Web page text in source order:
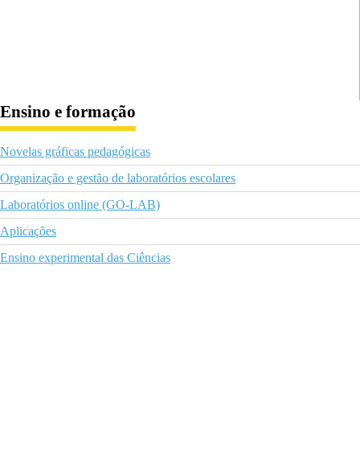
Ensino e formação
Novelas gráficas pedagógicas
Organização e gestão de laboratórios escolares
Laboratórios online (GO-LAB)
Aplicações
Ensino experimental das Ciências